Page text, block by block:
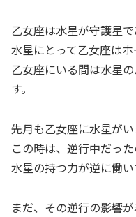
乙女座は水星が守護星
水星にとって乙女座はホ
乙女座にいる間は水星
す。
先月も乙女座に水星が
この時は、逆行中だった
水星の持つ力が逆に働い
まだ、その逆行の影響